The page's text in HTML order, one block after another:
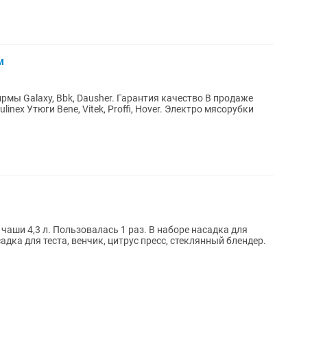
Утюги Bene, Vitek, Proffi, Hover. Электро мясорубки
4,3 л. Пользовалась 1 раз. В наборе насадка для
для теста, венчик, цитрус пресс, стеклянный блендер.